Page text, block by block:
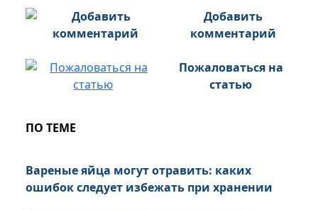
Добавить
комментарий
Пожаловаться на
статью
ПО ТЕМЕ
Вареные яйца могут отравить: каких
ошибок следует избежать при хранении